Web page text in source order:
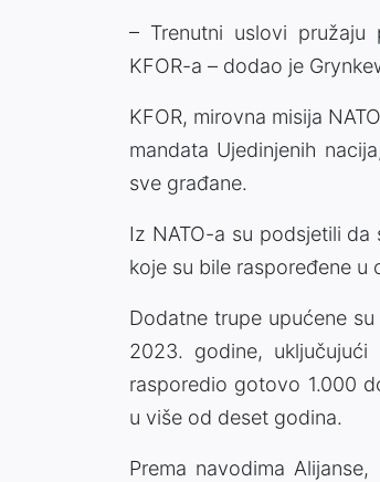
– Trenutni uslovi pružaju
KFOR-a – dodao je
KFOR, mirovna misija
mandata Ujedinjenih
sve građane.
Iz NATO-a su podsjetili
koje su bile raspoređene u
Dodatne trupe upućene
2023. godine, uključujući
rasporedio gotovo 1.000
u više od deset godina.
Prema navodima